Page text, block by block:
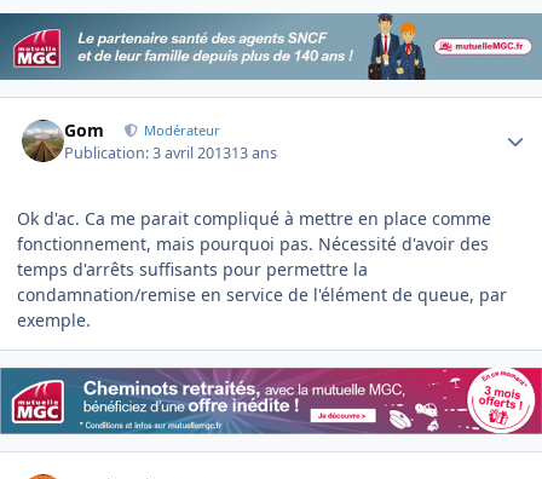
Gom Modérateur
Publication:3 avril 201313 ans
Ok d'ac. Ca me parait compliqué à mettre en place comme
fonctionnement, mais pourquoi pas. Nécessité d'avoir des
temps d'arrêts suffisants pour permettre la
condamnation/remise en service de l'élément de queue, par
exemple.